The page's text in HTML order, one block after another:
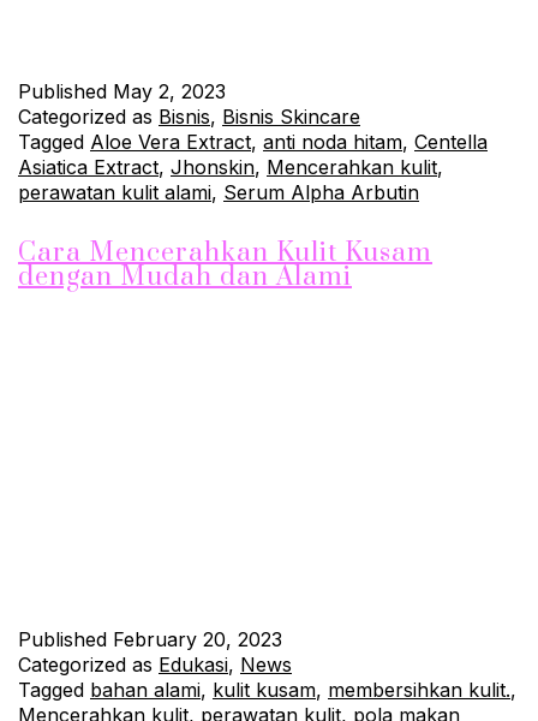
Published May 2, 2023
Categorized as Bisnis, Bisnis Skincare
Tagged Aloe Vera Extract, anti noda hitam, Centella
Asiatica Extract, Jhonskin, Mencerahkan kulit,
perawatan kulit alami, Serum Alpha Arbutin
Cara Mencerahkan Kulit Kusam
dengan Mudah dan Alami
Published February 20, 2023
Categorized as Edukasi, News
Tagged bahan alami, kulit kusam, membersihkan kulit.,
Mencerahkan kulit, perawatan kulit, pola makan